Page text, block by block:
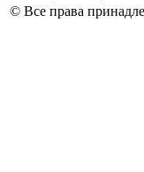
© Все права